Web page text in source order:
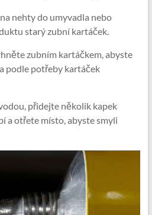
nehty do umyvadla nebo
starý zubní kartáček.
zubním kartáčkem, abyste
podle potřeby kartáček
přidejte několik kapek
a otřete místo, abyste smyli